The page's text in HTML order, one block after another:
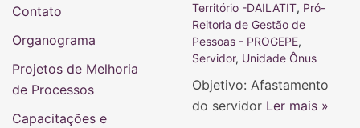
Território -DAILATIT, Pró-
Reitoria de Gestão de
Pessoas - PROGEPE,
Servidor, Unidade Ônus
Objetivo: Afastamento
do servidor Ler mais »
Contato
Organograma
Projetos de Melhoria
de Processos
Capacitações e